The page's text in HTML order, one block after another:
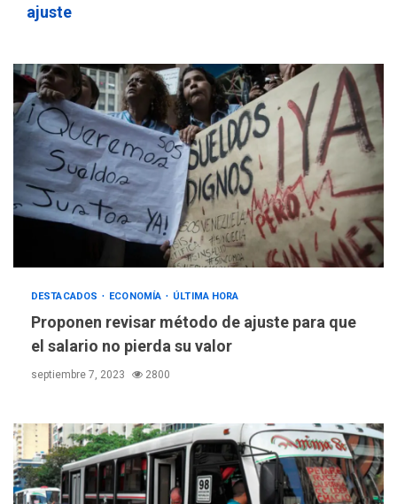
ajuste
DESTACADOS ECONOMÍA ÚLTIMA HORA
Proponen revisar método de ajuste para que
el salario no pierda su valor
septiembre 7, 2023 2800